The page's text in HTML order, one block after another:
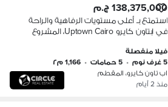
138,375,000 ج.م
استمتع بـ أعلى مستويات الرفاهية والراحة
في ابتاون كايرو Uptown Cairo، المشروع
Emaar Misr في القاهرة الجديدة.
فيلا منفصلة
5 غرف نوم
• 5 حمامات • 1,166 م٢
اب تاون كايرو، المقطم
منذ 2 أيام